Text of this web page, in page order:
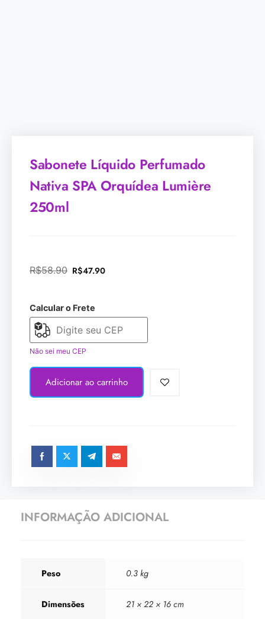
Sabonete Líquido Perfumado
Nativa SPA Orquídea Lumière
250ml
R$58.90 R$47.90
Calcular o Frete
Não sei meu CEP
Adicionar ao carrinho
INFORMAÇÃO ADICIONAL
Peso 0.3 kg
Dimensões 21 × 22 × 16 cm